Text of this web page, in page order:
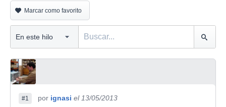
Marcar como favorito
#1 por ignasi el 13/05/2013